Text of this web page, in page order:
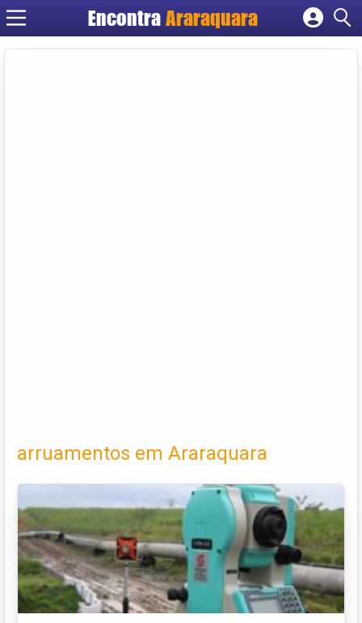
EncontraAraraquara
Cadastrar empresa
arruamentos em Araraquara